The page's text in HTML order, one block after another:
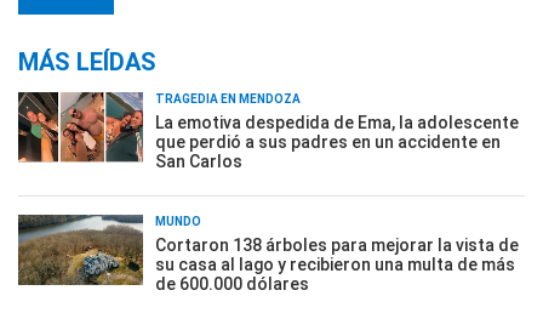
MÁS LEÍDAS
TRAGEDIA EN MENDOZA
La emotiva despedida de Ema, la adolescente
que perdió a sus padres en un accidente en
San Carlos
MUNDO
Cortaron 138 árboles para mejorar la vista de
su casa al lago y recibieron una multa de más
de 600.000 dólares